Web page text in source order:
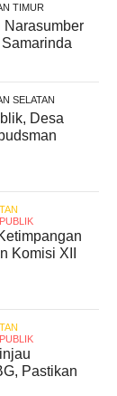
TIMUR
Narasumber
SELATAN
Desa
Komisi XII
Pastikan